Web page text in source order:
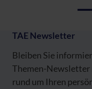
TAE Newsletter
Bleiben Sie
Themen-
rund um Ihren